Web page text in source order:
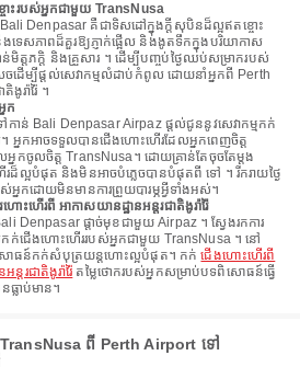
ចោះរបស់អ្នកជាមួយ TransNusa
Denpasar គឺជាទិសដៅក្នុងក្តីសុបិនដ៏ល្អឥតខ្ចោះ
ងទេសភាពដ៏គួរឱ្យភ្ញាក់ផ្អើល និងងូតទឹកក្នុងបរិយាកាស
ាន់មិត្តភក្តិ និងគ្រួសារ ។ ដើម្បីបញ្ចប់ថ្ងៃឈប់សម្រាករបស់
េចដើម្បីផ្តល់សេវាកម្មលំដាប់កំពូល ដោយនាំអ្នកពី Perth
ងូរ៉ារ៉ៃ ។
ក
ៅកាន់ Bali Denpasar Airpaz ផ្តល់ជូននូវសេវាកម្មកក់
កអាចទទួលបានជើងហោះហើរដែលអ្នកពេញចិត្ត
ចូលចិត្ត TransNusa។ ដោយគ្រាន់តែចុចតែម្តង
ល្អបំផុត និងមិនអាចបំភ្លេចបានបំផុតពី ទៅ ។ រីករាយថ្ងៃ
នកដោយមិនមានការព្រួយបារម្ភអ្វីទាំងអស់។
ោះហើរពី អាកាសយានដ្ឋានអន្តរជាតិងូរ៉ារ៉ៃ
Denpasar ផ្តាច់មុខជាមួយ Airpaz ។ ស្វែងរកការ
ើងហោះហើររបស់អ្នកជាមួយ TransNusa ។ នៅ
សោធន៍កក់សំបុត្រយន្តហោះល្អបំផុត។ កក់ជើងហោះហើរពី
តរជាតិងូរ៉ារ៉ៃ តម្លៃថោករបស់អ្នកសម្រាប់បទពិសោធន៍ធ្វើ
លាប់មាន។
TransNusa ពី Perth Airport ទៅ